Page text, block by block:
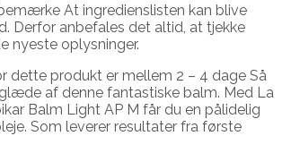
At ingredienslisten kan blive
Derfor anbefales det altid, at tjekke
nyeste oplysninger.
dette produkt er mellem 2 – 4 dage Så
af denne fantastiske balm. Med La
Balm Light AP M får du en pålidelig
Som leverer resultater fra første